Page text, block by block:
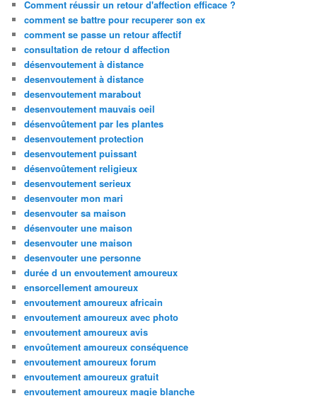
Comment réussir un retour d'affection efficace ?
comment se battre pour recuperer son ex
comment se passe un retour affectif
consultation de retour d affection
désenvoutement à distance
desenvoutement à distance
desenvoutement marabout
desenvoutement mauvais oeil
désenvoûtement par les plantes
desenvoutement protection
desenvoutement puissant
désenvoûtement religieux
desenvoutement serieux
desenvouter mon mari
desenvouter sa maison
désenvouter une maison
desenvouter une maison
desenvouter une personne
durée d un envoutement amoureux
ensorcellement amoureux
envoutement amoureux africain
envoutement amoureux avec photo
envoutement amoureux avis
envoûtement amoureux conséquence
envoutement amoureux forum
envoutement amoureux gratuit
envoutement amoureux magie blanche